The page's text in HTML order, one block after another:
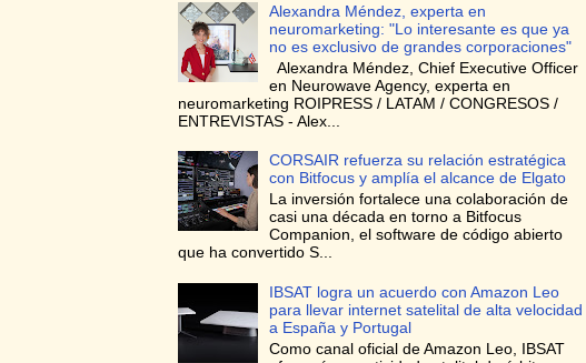
Alexandra Méndez, experta en
neuromarketing: "Lo interesante es que ya
no es exclusivo de grandes corporaciones"
Alexandra Méndez, Chief Executive Officer
en Neurowave Agency, experta en
neuromarketing ROIPRESS / LATAM / CONGRESOS /
ENTREVISTAS - Alex...
CORSAIR refuerza su relación estratégica
con Bitfocus y amplía el alcance de Elgato
La inversión fortalece una colaboración de
casi una década en torno a Bitfocus
Companion, el software de código abierto
que ha convertido S...
IBSAT logra un acuerdo con Amazon Leo
para llevar internet satelital de alta velocidad
a España y Portugal
Como canal oficial de Amazon Leo, IBSAT